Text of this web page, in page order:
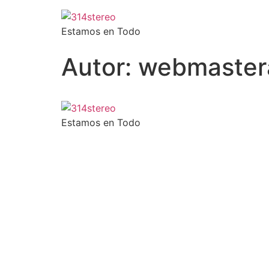
Estamos en Todo
Autor:
Estamos en Todo